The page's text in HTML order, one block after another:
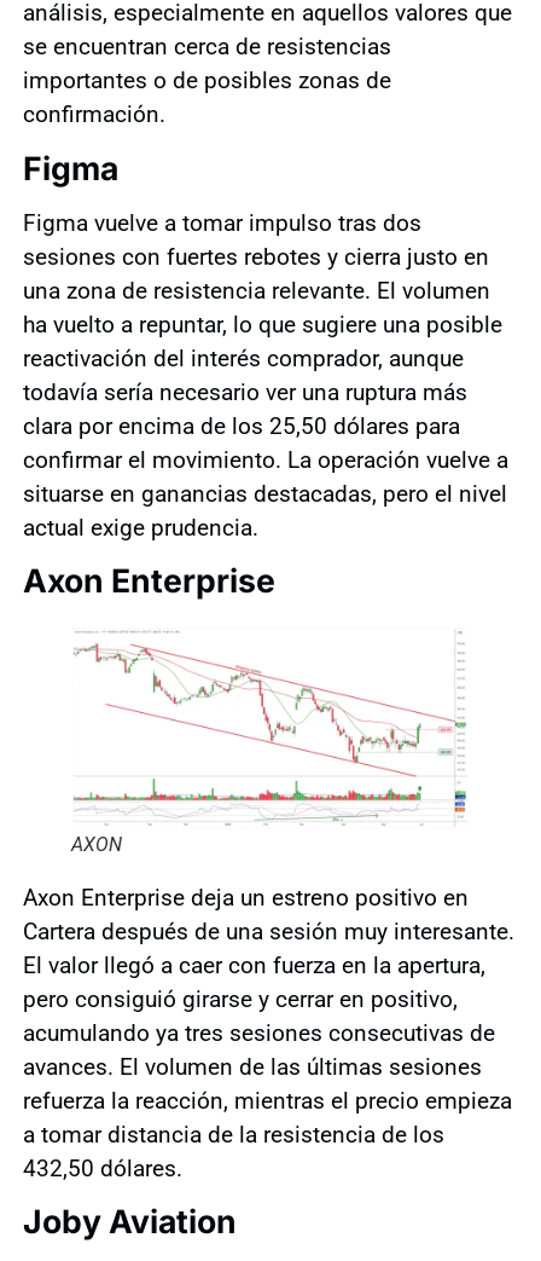
análisis, especialmente en aquellos valores que
se encuentran cerca de resistencias
importantes o de posibles zonas de
confirmación.
Figma
Figma vuelve a tomar impulso tras dos
sesiones con fuertes rebotes y cierra justo en
una zona de resistencia relevante. El volumen
ha vuelto a repuntar, lo que sugiere una posible
reactivación del interés comprador, aunque
todavía sería necesario ver una ruptura más
clara por encima de los 25,50 dólares para
confirmar el movimiento. La operación vuelve a
situarse en ganancias destacadas, pero el nivel
actual exige prudencia.
Axon Enterprise
AXON
Axon Enterprise deja un estreno positivo en
Cartera después de una sesión muy interesante.
El valor llegó a caer con fuerza en la apertura,
pero consiguió girarse y cerrar en positivo,
acumulando ya tres sesiones consecutivas de
avances. El volumen de las últimas sesiones
refuerza la reacción, mientras el precio empieza
a tomar distancia de la resistencia de los
432,50 dólares.
Joby Aviation